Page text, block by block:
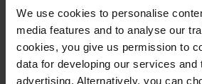
We use cookies to personalise
media features and to analyse our
cookies, you give us permission to
data for developing our services and
advertising. Alternatively, you can
Digian tytäryhtiö
hankkeessa erityisesti
integraatioita ja
analytiikkaa tukevia